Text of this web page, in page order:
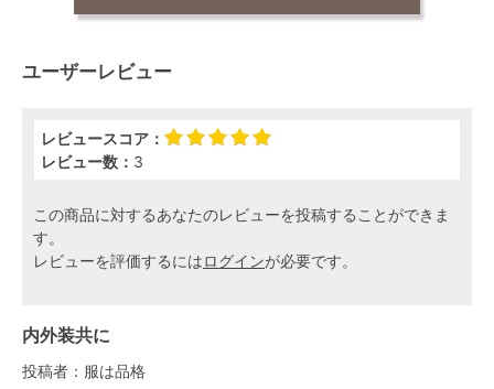
ユーザーレビュー
レビュースコア：
レビュー数： 3
この商品に対するあなたのレビューを投稿することができま
す。
レビューを評価するにはログインが必要です。
内外装共に
投稿者： 服は品格